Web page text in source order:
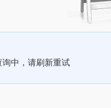
询中，请刷新重试